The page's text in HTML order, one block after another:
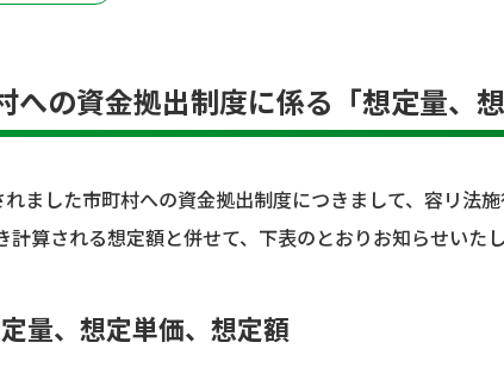
への資金拠出制度に係る「想定量、
ました市町村への資金拠出制度につきまして、容リ法
算される想定額と併せて、下表のとおりお知らせいたし
量、想定単価、想定額